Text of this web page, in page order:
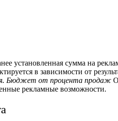
установленная сумма на
в зависимости от
Бюджет от процента продаж
рекламные возможности.